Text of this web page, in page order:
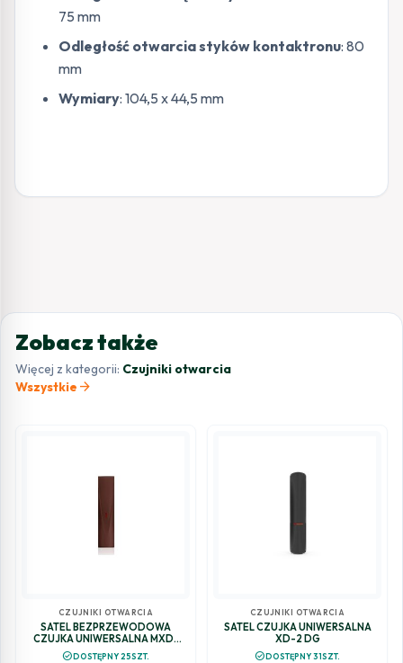
75 mm
Odległość otwarcia styków kontaktronu: 80
mm
Wymiary: 104,5 x 44,5 mm
Zobacz także
Więcej z kategorii: Czujniki otwarcia
Wszystkie arrow_forward
CZUJNIKI OTWARCIA
SATEL BEZPRZEWODOWA
CZUJKA UNIWERSALNA MXD-
300 BR (BRĄZOWA)
check_circleDOSTĘPNY 25SZT.
CZUJNIKI OTWARCIA
SATEL CZUJKA UNIWERSALNA
XD-2 DG
check_circleDOSTĘPNY 31SZT.